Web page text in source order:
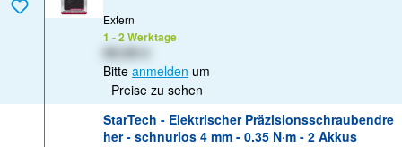
Extern
1 - 2 Werktage
Bitte anmelden um
Preise zu sehen
StarTech - Elektrischer Präzisionsschraubendre
her - schnurlos 4 mm - 0.35 N·m - 2 Akkus